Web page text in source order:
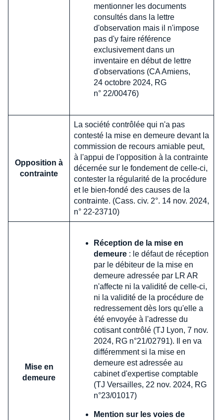
mentionner les documents
consultés dans la lettre
d'observation mais il n'impose
pas d'y faire référence
exclusivement dans un
inventaire en début de lettre
d'observations (CA Amiens,
24 octobre 2024, RG
n° 22/00476)
Opposition à
contrainte
La société contrôlée qui n'a pas
contesté la mise en demeure devant la
commission de recours amiable peut,
à l'appui de l'opposition à la contrainte
décernée sur le fondement de celle-ci,
contester la régularité de la procédure
et le bien-fondé des causes de la
contrainte. (Cass. civ. 2°. 14 nov. 2024,
n° 22-23710)
Mise en
demeure
Réception de la mise en
demeure : le défaut de réception
par le débiteur de la mise en
demeure adressée par LR AR
n'affecte ni la validité de celle-ci,
ni la validité de la procédure de
redressement dès lors qu'elle a
été envoyée à l'adresse du
cotisant contrôlé (TJ Lyon, 7 nov.
2024, RG n°21/02791). Il en va
différemment si la mise en
demeure est adressée au
cabinet d'expertise comptable
(TJ Versailles, 22 nov. 2024, RG
n°23/01017)
Mention sur les voies de